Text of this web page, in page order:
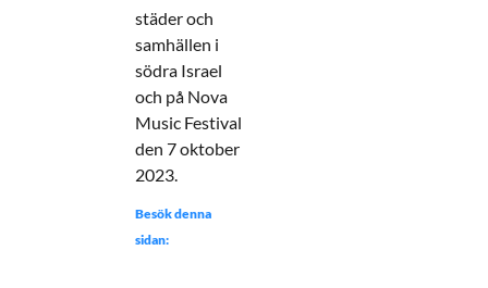
städer och
samhällen i
södra Israel
och på Nova
Music Festival
den 7 oktober
2023.
Besök denna
sidan: